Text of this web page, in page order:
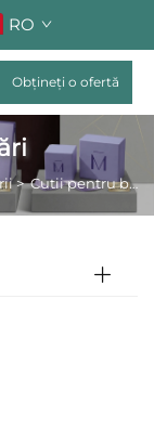
RO
Obțineți o ofertă
>Cutii pentru brățări